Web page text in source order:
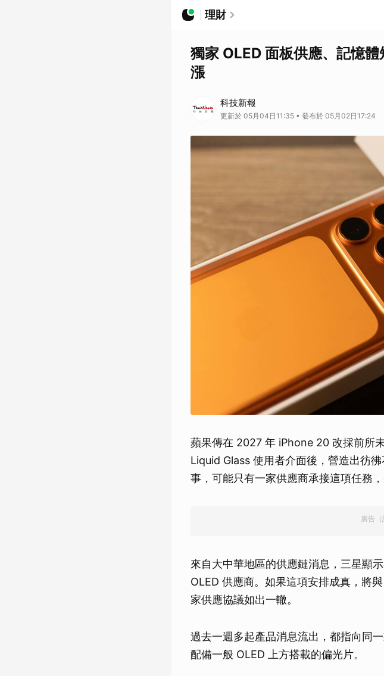
理財
獨家 OLED 面板供應、記憶
漲
科技新報
更新於 05月04日11:35 • 發布於 05月02日17:24
蘋果傳在 2027 年 iPhone 20 改採前所
Liquid Glass 使用者介面後，營造出彷
事，可能只有一家供應商承接這項任務
廣告（
來自大中華地區的供應鏈消息，三星顯
OLED 供應商。如果這項安排成真，將
家供應協議如出一轍。
過去一週多起產品消息流出，都指向同
配備一般 OLED 上方搭載的偏光片。